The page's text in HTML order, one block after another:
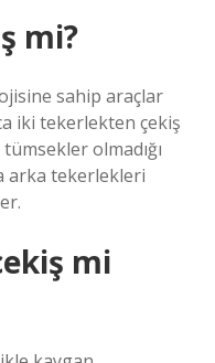
mi?
sahip araçlar
iki tekerlekten çekiş
olmadığı
arka tekerlekleri
mi